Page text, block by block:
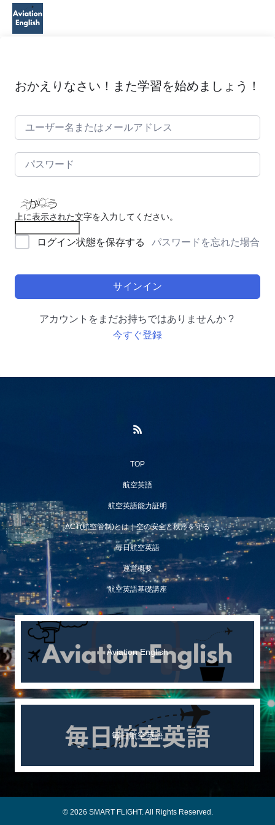
おかえりなさい！また学習を始めましょう！
上に表示された文字を入力してください。
ログイン状態を保存する パスワードを忘れた場合
サインイン
アカウントをまだお持ちではありませんか ?
今すぐ登録
TOP
航空英語
航空英語能力証明
ACT(航空管制)とは｜空の安全と秩序を守る
毎日航空英語
運営概要
航空英語基礎講座
Aviation English
毎日航空英語
© 2026 SMART FLIGHT. All Rights Reserved.